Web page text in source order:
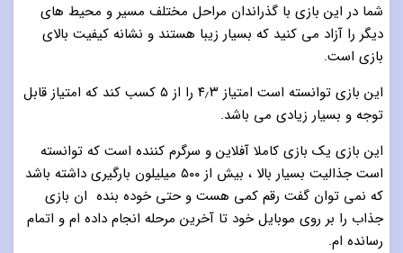
شما در این بازی با گذراندان مراحل مختلف مسیر و محیط های
دیگر را آزاد می کنید که بسیار زیبا هستند و نشانه کیفیت بالای
بازی است.
این بازی توانسته است امتیاز ۴٫۳ را از ۵ کسب کند که امتیاز قابل
توجه و بسیار زیادی می باشد.
این بازی یک بازی کاملا آفلاین و سرگرم کننده است که توانسته
است جذالیت بسیار بالا ، بیش از ۵۰۰ میلیلون بارگیری داشته باشد
که نمی توان گفت رقم کمی هست و حتی خوده بنده ان بازی
جذاب را بر روی موبایل خود تا آخرین مرحله انجام داده ام و اتمام
رسانده ام.